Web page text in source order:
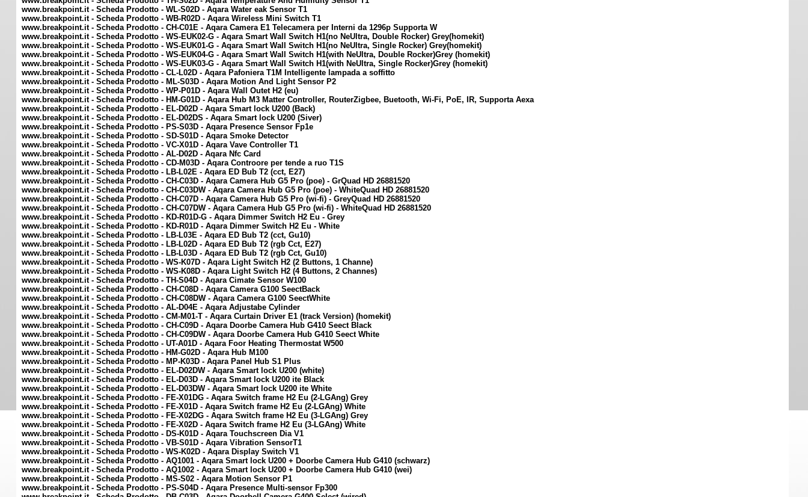
www.breakpoint.it - Scheda Prodotto - WL-S02D - Aqara Water eak Sensor T1
www.breakpoint.it - Scheda Prodotto - WB-R02D - Aqara Wireless Mini Switch T1
www.breakpoint.it - Scheda Prodotto - CH-C01E - Aqara Camera E1 Telecamera per Interni da 1296p Supporta W
www.breakpoint.it - Scheda Prodotto - WS-EUK02-G - Aqara Smart Wall Switch H1(no NeUltra, Double Rocker) Grey(homekit)
www.breakpoint.it - Scheda Prodotto - WS-EUK01-G - Aqara Smart Wall Switch H1(no NeUltra, Single Rocker) Grey(homekit)
www.breakpoint.it - Scheda Prodotto - WS-EUK04-G - Aqara Smart Wall Switch H1(with NeUltra, Double Rocker)Grey (homekit)
www.breakpoint.it - Scheda Prodotto - WS-EUK03-G - Aqara Smart Wall Switch H1(with NeUltra, Single Rocker)Grey (homekit)
www.breakpoint.it - Scheda Prodotto - CL-L02D - Aqara Pafoniera T1M Intelligente lampada a soffitto
www.breakpoint.it - Scheda Prodotto - ML-S03D - Aqara Motion And Light Sensor P2
www.breakpoint.it - Scheda Prodotto - WP-P01D - Aqara Wall Outet H2 (eu)
www.breakpoint.it - Scheda Prodotto - HM-G01D - Aqara Hub M3 Matter Controller, RouterZigbee, Buetooth, Wi-Fi, PoE, IR, Supporta Aexa
www.breakpoint.it - Scheda Prodotto - EL-D02D - Aqara Smart lock U200 (Back)
www.breakpoint.it - Scheda Prodotto - EL-D02DS - Aqara Smart lock U200 (Siver)
www.breakpoint.it - Scheda Prodotto - PS-S03D - Aqara Presence Sensor Fp1e
www.breakpoint.it - Scheda Prodotto - SD-S01D - Aqara Smoke Detector
www.breakpoint.it - Scheda Prodotto - VC-X01D - Aqara Vave Controller T1
www.breakpoint.it - Scheda Prodotto - AL-D02D - Aqara Nfc Card
www.breakpoint.it - Scheda Prodotto - CD-M03D - Aqara Controore per tende a ruo T1S
www.breakpoint.it - Scheda Prodotto - LB-L02E - Aqara ED Bub T2 (cct, E27)
www.breakpoint.it - Scheda Prodotto - CH-C03D - Aqara Camera Hub G5 Pro (poe) - GrQuad HD 26881520
www.breakpoint.it - Scheda Prodotto - CH-C03DW - Aqara Camera Hub G5 Pro (poe) - WhiteQuad HD 26881520
www.breakpoint.it - Scheda Prodotto - CH-C07D - Aqara Camera Hub G5 Pro (wi-fi) - GreyQuad HD 26881520
www.breakpoint.it - Scheda Prodotto - CH-C07DW - Aqara Camera Hub G5 Pro (wi-fi) - WhiteQuad HD 26881520
www.breakpoint.it - Scheda Prodotto - KD-R01D-G - Aqara Dimmer Switch H2 Eu - Grey
www.breakpoint.it - Scheda Prodotto - KD-R01D - Aqara Dimmer Switch H2 Eu - White
www.breakpoint.it - Scheda Prodotto - LB-L03E - Aqara ED Bub T2 (cct, Gu10)
www.breakpoint.it - Scheda Prodotto - LB-L02D - Aqara ED Bub T2 (rgb Cct, E27)
www.breakpoint.it - Scheda Prodotto - LB-L03D - Aqara ED Bub T2 (rgb Cct, Gu10)
www.breakpoint.it - Scheda Prodotto - WS-K07D - Aqara Light Switch H2 (2 Buttons, 1 Channe)
www.breakpoint.it - Scheda Prodotto - WS-K08D - Aqara Light Switch H2 (4 Buttons, 2 Channes)
www.breakpoint.it - Scheda Prodotto - TH-S04D - Aqara Cimate Sensor W100
www.breakpoint.it - Scheda Prodotto - CH-C08D - Aqara Camera G100 SeectBack
www.breakpoint.it - Scheda Prodotto - CH-C08DW - Aqara Camera G100 SeectWhite
www.breakpoint.it - Scheda Prodotto - AL-D04E - Aqara Adjustabe Cylinder
www.breakpoint.it - Scheda Prodotto - CM-M01-T - Aqara Curtain Driver E1 (track Version) (homekit)
www.breakpoint.it - Scheda Prodotto - CH-C09D - Aqara Doorbe Camera Hub G410 Seect Black
www.breakpoint.it - Scheda Prodotto - CH-C09DW - Aqara Doorbe Camera Hub G410 Seect White
www.breakpoint.it - Scheda Prodotto - UT-A01D - Aqara Foor Heating Thermostat W500
www.breakpoint.it - Scheda Prodotto - HM-G02D - Aqara Hub M100
www.breakpoint.it - Scheda Prodotto - MP-K03D - Aqara Panel Hub S1 Plus
www.breakpoint.it - Scheda Prodotto - EL-D02DW - Aqara Smart lock U200 (white)
www.breakpoint.it - Scheda Prodotto - EL-D03D - Aqara Smart lock U200 ite Black
www.breakpoint.it - Scheda Prodotto - EL-D03DW - Aqara Smart lock U200 ite White
www.breakpoint.it - Scheda Prodotto - FE-X01DG - Aqara Switch frame H2 Eu (2-LGAng) Grey
www.breakpoint.it - Scheda Prodotto - FE-X01D - Aqara Switch frame H2 Eu (2-LGAng) White
www.breakpoint.it - Scheda Prodotto - FE-X02DG - Aqara Switch frame H2 Eu (3-LGAng) Grey
www.breakpoint.it - Scheda Prodotto - FE-X02D - Aqara Switch frame H2 Eu (3-LGAng) White
www.breakpoint.it - Scheda Prodotto - DS-K01D - Aqara Touchscreen Dia V1
www.breakpoint.it - Scheda Prodotto - VB-S01D - Aqara Vibration SensorT1
www.breakpoint.it - Scheda Prodotto - WS-K02D - Aqara Display Switch V1
www.breakpoint.it - Scheda Prodotto - AQ1001 - Aqara Smart lock U200 + Doorbe Camera Hub G410 (schwarz)
www.breakpoint.it - Scheda Prodotto - AQ1002 - Aqara Smart lock U200 + Doorbe Camera Hub G410 (wei)
www.breakpoint.it - Scheda Prodotto - MS-S02 - Aqara Motion Sensor P1
www.breakpoint.it - Scheda Prodotto - PS-S04D - Aqara Presence Multi-sensor Fp300